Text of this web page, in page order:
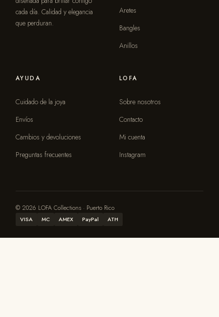
cada día. Calidad y elegancia
que perduran.
Aretes
Bangles
Anillos
AYUDA
Cuidado de la joya
Envíos
Cambios y devoluciones
Preguntas frecuentes
LOFA
Sobre nosotros
Contacto
Mi cuenta
Instagram
© 2026 LOFA Collections · Puerto Rico
VISA MC AMEX PayPal ATH